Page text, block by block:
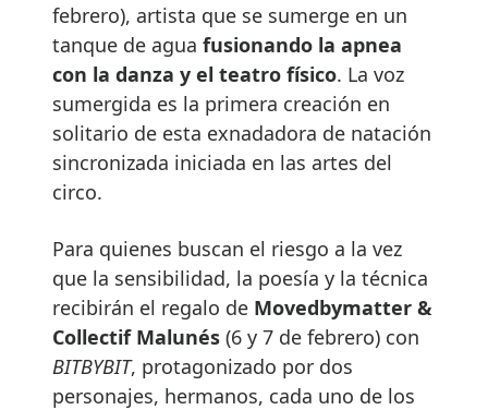
febrero), artista que se sumerge en un
tanque de agua fusionando la apnea
con la danza y el teatro físico. La voz
sumergida es la primera creación en
solitario de esta exnadadora de natación
sincronizada iniciada en las artes del
circo.
Para quienes buscan el riesgo a la vez
que la sensibilidad, la poesía y la técnica
recibirán el regalo de Movedbymatter &
Collectif Malunés (6 y 7 de febrero) con
BITBYBIT, protagonizado por dos
personajes, hermanos, cada uno de los